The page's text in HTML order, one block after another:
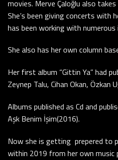
movies. Merve Çaloğlu also
She’s been giving concerts with
has been working with
She also has her own column
Her first album “Gittin Ya” had
Zeynep Talu, Cihan Okan, Özkan
Albums published as Cd and
Aşk Benim İşim(2016).
Now she is getting prepered to
within 2019 from her own music